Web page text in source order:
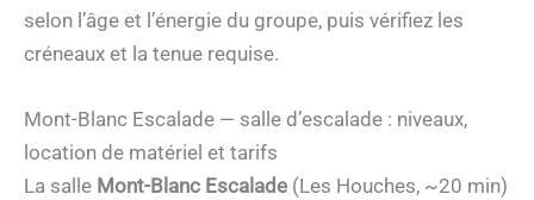
selon l’âge et l’énergie du groupe, puis vérifiez les
créneaux et la tenue requise.
Mont-Blanc Escalade — salle d’escalade : niveaux,
location de matériel et tarifs
La salle Mont-Blanc Escalade (Les Houches, ~20 min)